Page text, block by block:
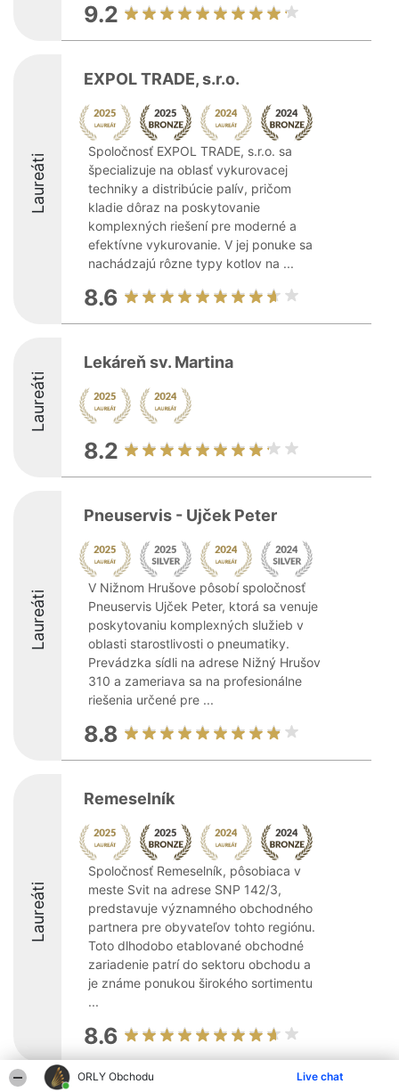
ORLY Obchodu Live chat
9.2
Laureáti
EXPOL TRADE, s.r.o.
Spoločnosť EXPOL TRADE, s.r.o. sa
špecializuje na oblasť vykurovacej
techniky a distribúcie palív, pričom
kladie dôraz na poskytovanie
komplexných riešení pre moderné a
efektívne vykurovanie. V jej ponuke sa
nachádzajú rôzne typy kotlov na ...
8.6
Laureáti
Lekáreň sv. Martina
8.2
Laureáti
Pneuservis - Ujček Peter
V Nižnom Hrušove pôsobí spoločnosť
Pneuservis Ujček Peter, ktorá sa venuje
poskytovaniu komplexných služieb v
oblasti starostlivosti o pneumatiky.
Prevádzka sídli na adrese Nižný Hrušov
310 a zameriava sa na profesionálne
riešenia určené pre ...
8.8
Laureáti
Remeselník
Spoločnosť Remeselník, pôsobiaca v
meste Svit na adrese SNP 142/3,
predstavuje významného obchodného
partnera pre obyvateľov tohto regiónu.
Toto dlhodobo etablované obchodné
zariadenie patrí do sektoru obchodu a
je známe ponukou širokého sortimentu
...
8.6